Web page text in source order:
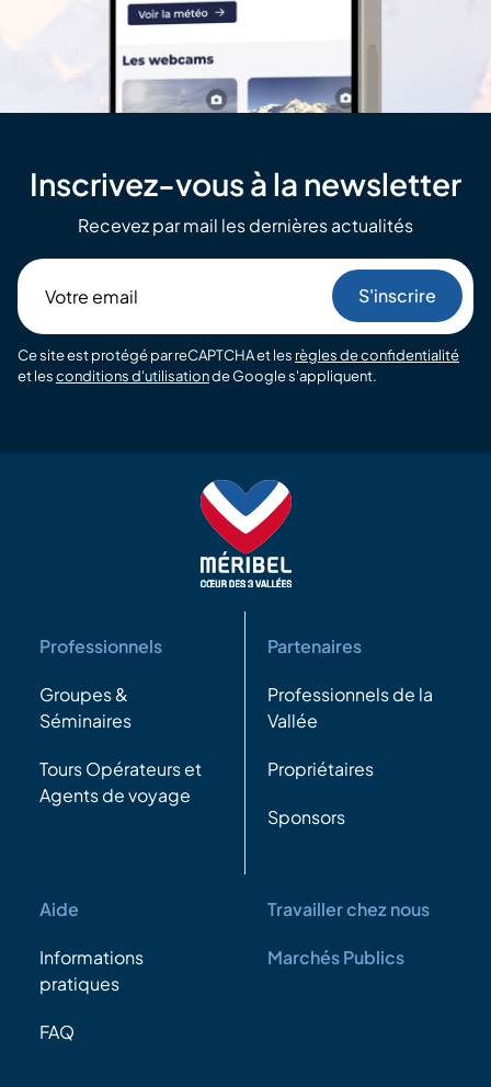
Inscrivez-vous à la newsletter
Recevez par mail les dernières actualités
email
Ce site est protégé par reCAPTCHA et les règles de confidentialité
et lesconditions d'utilisationde Google s'appliquent.
Professionnels
Groupes &
Séminaires
Tours Opérateurs et
Agents de voyage
Partenaires
Professionnels de la
Vallée
Propriétaires
Sponsors
Aide
Informations
pratiques
FAQ
Travailler chez nous
Marchés Publics